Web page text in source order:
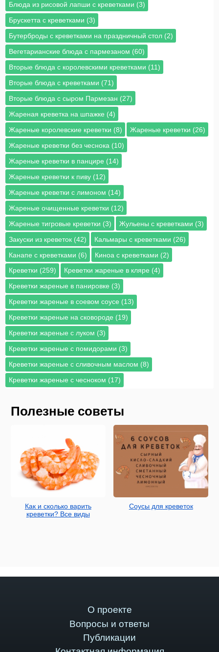
Блюда из рисовой лапши с креветками (3)
Брускетта с креветками (3)
Бутерброды с креветками на праздничный стол (2)
Вегетарианские блюда с пармезаном (60)
Вторые блюда с королевскими креветками (11)
Вторые блюда с креветками (71)
Вторые блюда с сыром Пармезан (27)
Жареная креветка на шпажке (4)
Жареные королевские креветки (8)
Жареные креветки (26)
Жареные креветки без чеснока (10)
Жареные креветки в панцире (14)
Жареные креветки к пиву (12)
Жареные креветки с лимоном (14)
Жареные очищенные креветки (12)
Жареные тигровые креветки (3)
Жульены с креветками (3)
Закуски из креветок (42)
Кальмары с креветками (26)
Канапе с креветками (6)
Киноа с креветками (2)
Креветки (259)
Креветки жареные в кляре (4)
Креветки жареные в панировке (3)
Креветки жареные в соевом соусе (13)
Креветки жареные на сковороде (19)
Креветки жареные с луком (3)
Креветки жареные с помидорами (3)
Креветки жареные с сливочным маслом (8)
Креветки жареные с чесноком (17)
Полезные советы
Как и сколько варить
креветки? Все виды
Соусы для креветок
О проекте
Вопросы и ответы
Публикации